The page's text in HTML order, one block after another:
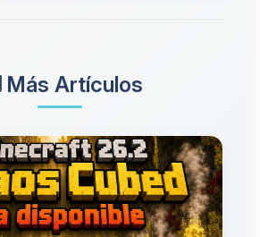
Más Artículos